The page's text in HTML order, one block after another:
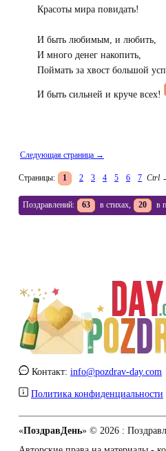
Красоты мира повидать!
И быть любимым, и любить,
И много денег накопить,
Поймать за хвост большой
И быть сильней и круче всех!
Следующая страница →
Страницы: 1 2 3 4 5 6 7 Ctrl
Поздравлений: 63 в стихах, 20 в
Контакт: info@pozdrav-day.com
Политика конфиденциальности
«ПоздравДень» © 2026 :